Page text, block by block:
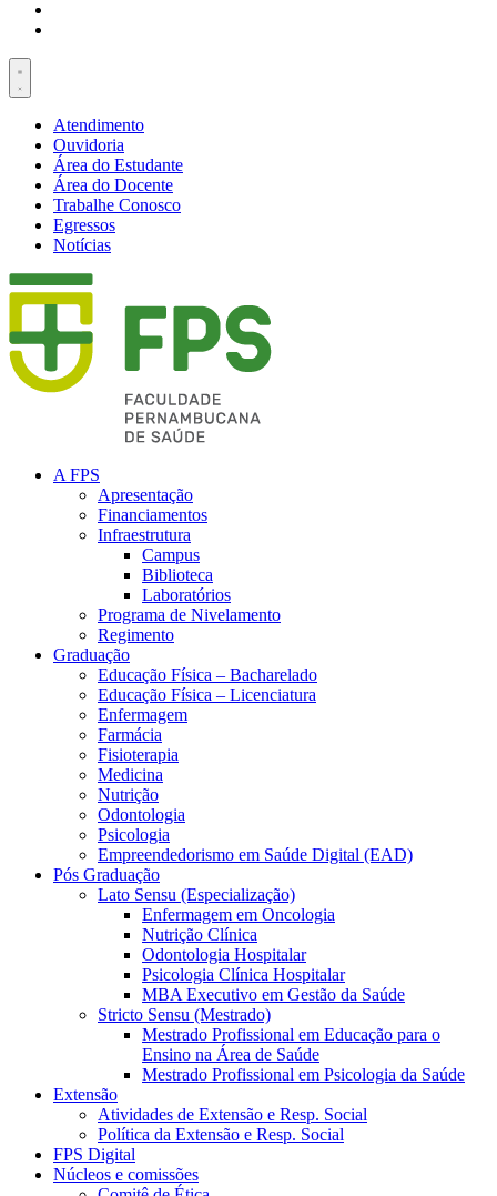
Atendimento
Ouvidoria
Área do Estudante
Área do Docente
Trabalhe Conosco
Egressos
Notícias
A FPS
Apresentação
Financiamentos
Infraestrutura
Campus
Biblioteca
Laboratórios
Programa de Nivelamento
Regimento
Graduação
Educação Física – Bacharelado
Educação Física – Licenciatura
Enfermagem
Farmácia
Fisioterapia
Medicina
Nutrição
Odontologia
Psicologia
Empreendedorismo em Saúde Digital (EAD)
Pós Graduação
Lato Sensu (Especialização)
Enfermagem em Oncologia
Nutrição Clínica
Odontologia Hospitalar
Psicologia Clínica Hospitalar
MBA Executivo em Gestão da Saúde
Stricto Sensu (Mestrado)
Mestrado Profissional em Educação para o
Ensino na Área de Saúde
Mestrado Profissional em Psicologia da Saúde
Extensão
Atividades de Extensão e Resp. Social
Política da Extensão e Resp. Social
FPS Digital
Núcleos e comissões